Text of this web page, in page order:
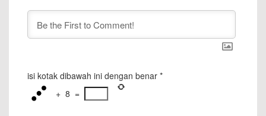
isi kotak dibawah ini dengan benar *
+ 8 =